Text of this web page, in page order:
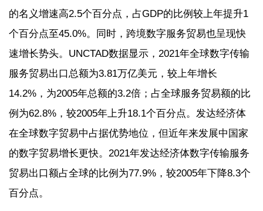
的名义增速高2.5个百分点，占GDP的比例较上年提升1
个百分点至45.0%。同时，跨境数字服务贸易也呈现快
速增长势头。UNCTAD数据显示，2021年全球数字传输
服务贸易出口总额为3.81万亿美元，较上年增长
14.2%，为2005年总额的3.2倍；占全球服务贸易额的比
例为62.8%，较2005年上升18.1个百分点。发达经济体
在全球数字贸易中占据优势地位，但近年来发展中国家
的数字贸易增长更快。2021年发达经济体数字传输服务
贸易出口额占全球的比例为77.9%，较2005年下降8.3个
百分点。